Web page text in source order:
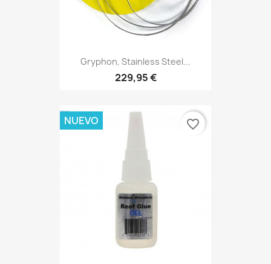
Gryphon, Stainless Steel...
229,95 €
NUEVO favorite_border